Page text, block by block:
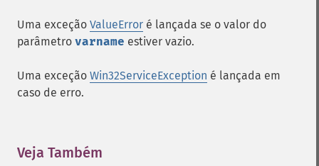
Uma exceção ValueError é lançada se o valor do
parâmetro varname estiver vazio.
Uma exceção Win32ServiceException é lançada em
caso de erro.
Veja Também